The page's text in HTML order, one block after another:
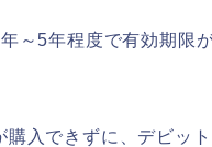
～5年程度で有効期限
入できずに、デビッ